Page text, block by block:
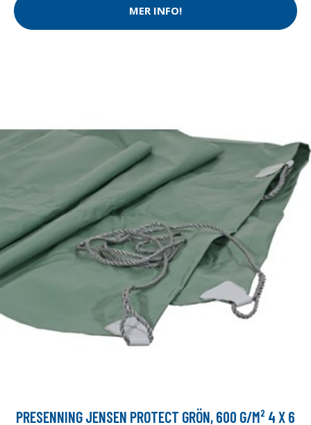
MER INFO!
PRESENNING JENSEN PROTECT GRÖN, 600 G/M² 4 X 6